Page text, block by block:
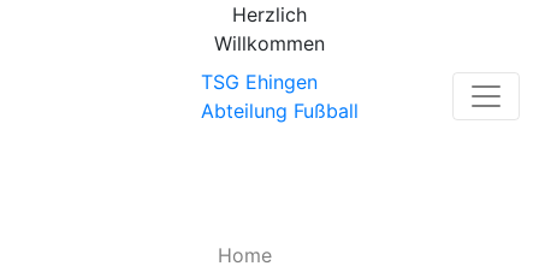
Herzlich
Willkommen
TSG Ehingen
Abteilung Fußball
Home(current)